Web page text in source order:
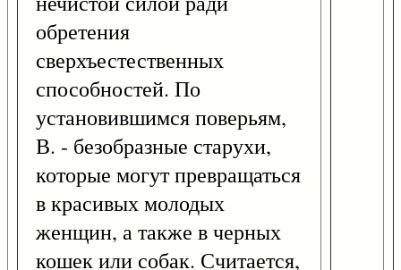
обретения
сверхъестественных
способностей. По
установившимся поверьям,
В. - безобразные старухи,
которые могут превращаться
в красивых молодых
женщин, а также в черных
кошек или собак. Считается,